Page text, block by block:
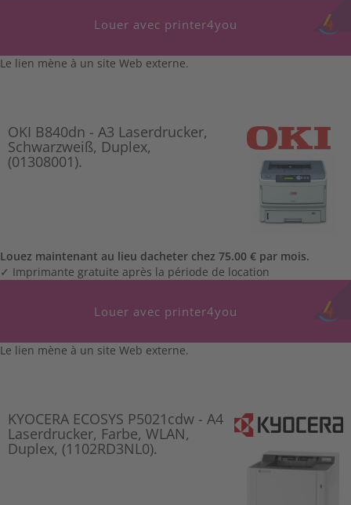
Louer avec printer4you
Le lien mène à un site Web externe.
OKI B840dn - A3 Laserdrucker,
Schwarzweiß, Duplex,
(01308001).
Louez maintenant au lieu dacheter chez 75.00 € par mois.
✓ Imprimante gratuite après la période de location
Louer avec printer4you
Le lien mène à un site Web externe.
KYOCERA ECOSYS P5021cdw - A4
Laserdrucker, Farbe, WLAN,
Duplex, (1102RD3NL0).